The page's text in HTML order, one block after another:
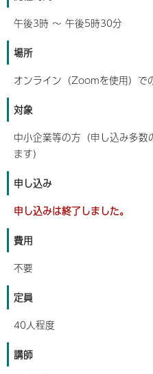
午後3時 ～ 午後5時30分
場所
オンライン（Zoomを使用）で
対象
中小企業等の方（申し込み多
ます）
申し込み
申し込みは終了しました。
費用
不要
定員
40人程度
講師